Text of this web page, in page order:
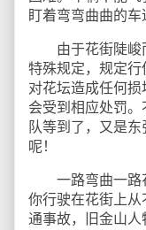
盯着弯弯曲曲的车
由于花街陡峻
特殊规定，规定
对花坛造成任何损
会受到相应处罚
队等到了，又是
呢！
一路弯曲一路花
你行驶在花街上
通事故，旧金山